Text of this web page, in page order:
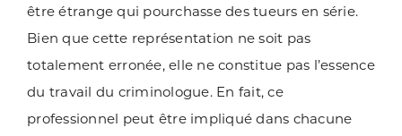
être étrange qui pourchasse des tueurs en série.
Bien que cette représentation ne soit pas
totalement erronée, elle ne constitue pas l’essence
du travail du criminologue. En fait, ce
professionnel peut être impliqué dans chacune